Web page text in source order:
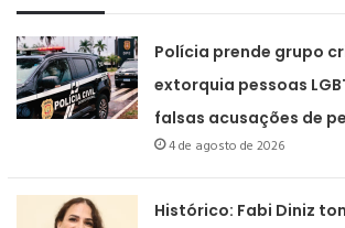
Polícia prende grupo
extorquia pessoas
falsas acusações de
4 de agosto de 2026
Histórico: Fabi Diniz